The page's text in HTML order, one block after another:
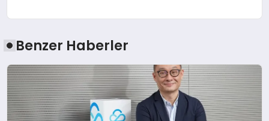
Benzer Haberler